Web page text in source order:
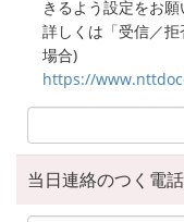
きるよう設定をお願
詳しくは「受信／
場合)
https://
当日連絡のつく電